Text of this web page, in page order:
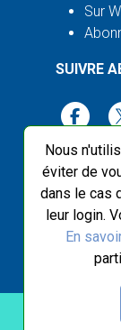
Nous
éviter de
dans le cas
leur login.
En
Sur
SUIVRE
2003-
Front-